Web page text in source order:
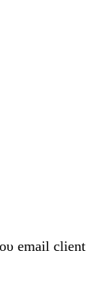
email client